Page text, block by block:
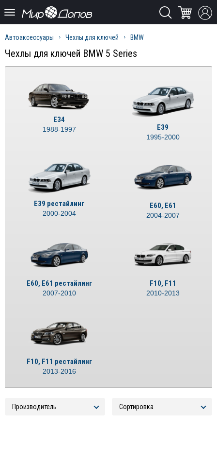
Автоаксессуары Чехлы для ключей BMW
Чехлы для ключей BMW 5 Series
E34
1988-1997 E39
1995-2000
E39 рестайлинг
2000-2004
E60, E61
2004-2007
E60, E61 рестайлинг
2007-2010
F10, F11
2010-2013
F10, F11 рестайлинг
2013-2016